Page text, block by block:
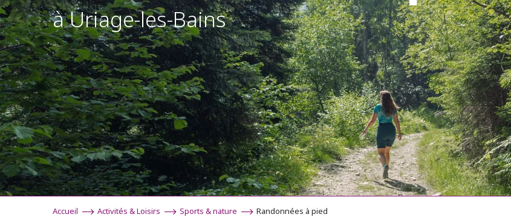
à Uriage-les-Bains
Accueil Activités & Loisirs Sports & nature Randonnées à pied